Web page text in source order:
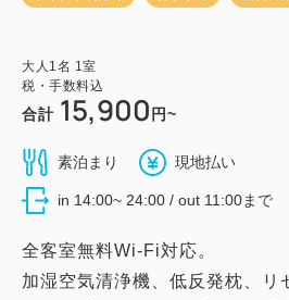
大人 1 名 1 室
税・手数料込
合計 15,900 円~
素泊まり 現地払い
in 14:00~ 24:00 / out 11:00まで
全客室無料Wi-Fi対応。
加湿空気清浄機、低反発枕、リ